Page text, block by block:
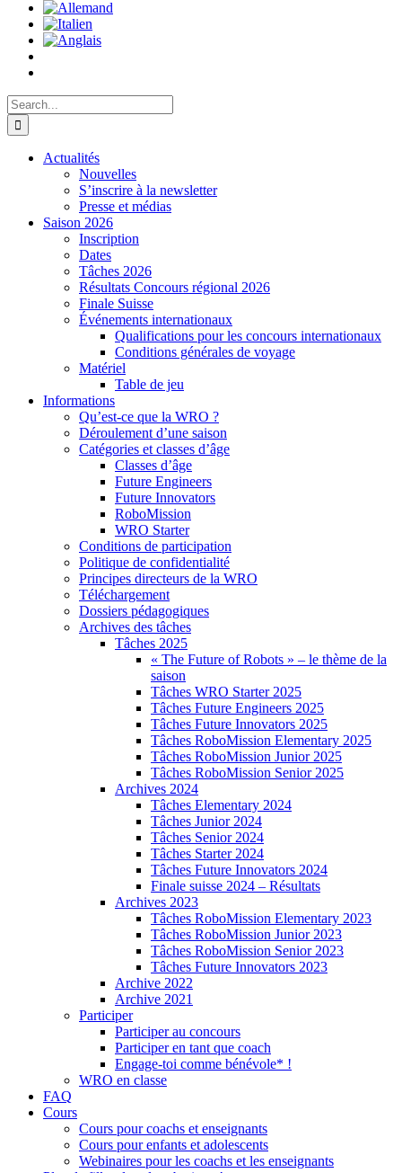
Search
for:
Actualités
Nouvelles
S’inscrire à la newsletter
Presse et médias
Saison 2026
Inscription
Dates
Tâches 2026
Résultats Concours régional 2026
Finale Suisse
Événements internationaux
Qualifications pour les concours internationaux
Conditions générales de voyage
Matériel
Table de jeu
Informations
Qu’est-ce que la WRO ?
Déroulement d’une saison
Catégories et classes d’âge
Classes d’âge
Future Engineers
Future Innovators
RoboMission
WRO Starter
Conditions de participation
Politique de confidentialité
Principes directeurs de la WRO
Téléchargement
Dossiers pédagogiques
Archives des tâches
Tâches 2025
« The Future of Robots » – le thème de la
saison
Tâches WRO Starter 2025
Tâches Future Engineers 2025
Tâches Future Innovators 2025
Tâches RoboMission Elementary 2025
Tâches RoboMission Junior 2025
Tâches RoboMission Senior 2025
Archives 2024
Tâches Elementary 2024
Tâches Junior 2024
Tâches Senior 2024
Tâches Starter 2024
Tâches Future Innovators 2024
Finale suisse 2024 – Résultats
Archives 2023
Tâches RoboMission Elementary 2023
Tâches RoboMission Junior 2023
Tâches RoboMission Senior 2023
Tâches Future Innovators 2023
Archive 2022
Archive 2021
Participer
Participer au concours
Participer en tant que coach
Engage-toi comme bénévole* !
WRO en classe
FAQ
Cours
Cours pour coachs et enseignants
Cours pour enfants et adolescents
Webinaires pour les coachs et les enseignants